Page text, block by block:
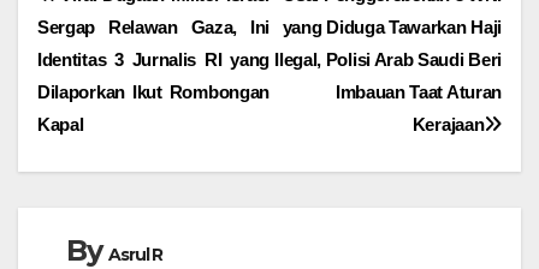
pos
yang Diduga Tawarkan Haji
Ilegal, Polisi Arab Saudi Beri
Imbauan Taat Aturan
Kerajaan‎
Sergap Relawan Gaza, Ini
Identitas 3 Jurnalis RI yang
Dilaporkan Ikut Rombongan
Kapal
ByAsrul R